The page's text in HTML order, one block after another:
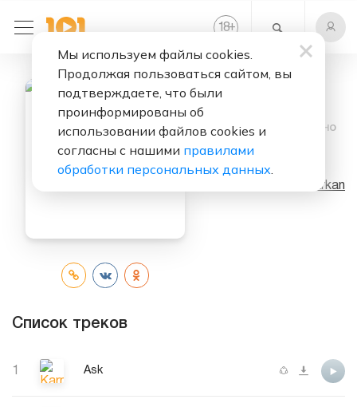
18+
Слушать бесплатно
Karma
Tarkan
Список треков
1 Ask
Мы используем файлы cookies.
Продолжая пользоваться сайтом, вы
подтверждаете, что были
проинформированы об
использовании файлов cookies и
согласны с нашими правилами
обработки персональных данных.